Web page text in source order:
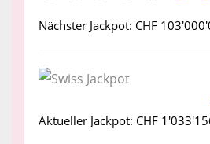
Nächster Jackpot: CHF
Aktueller Jackpot: CHF